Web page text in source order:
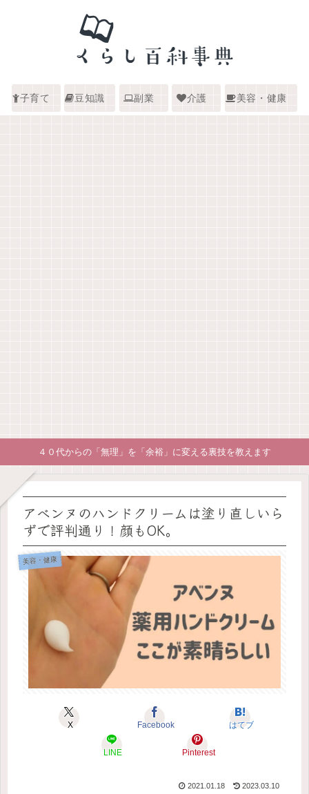
子育て 豆知識 副業 介護 美容・健康
４０代からの「無理」を「余裕」に変える裏技を教えます
アベンヌのハンドクリームは塗り直しいら
ずで評判通り！顔もOK。
美容・健康
X Facebook はてブ
LINE Pinterest
2021.01.18 2023.03.10